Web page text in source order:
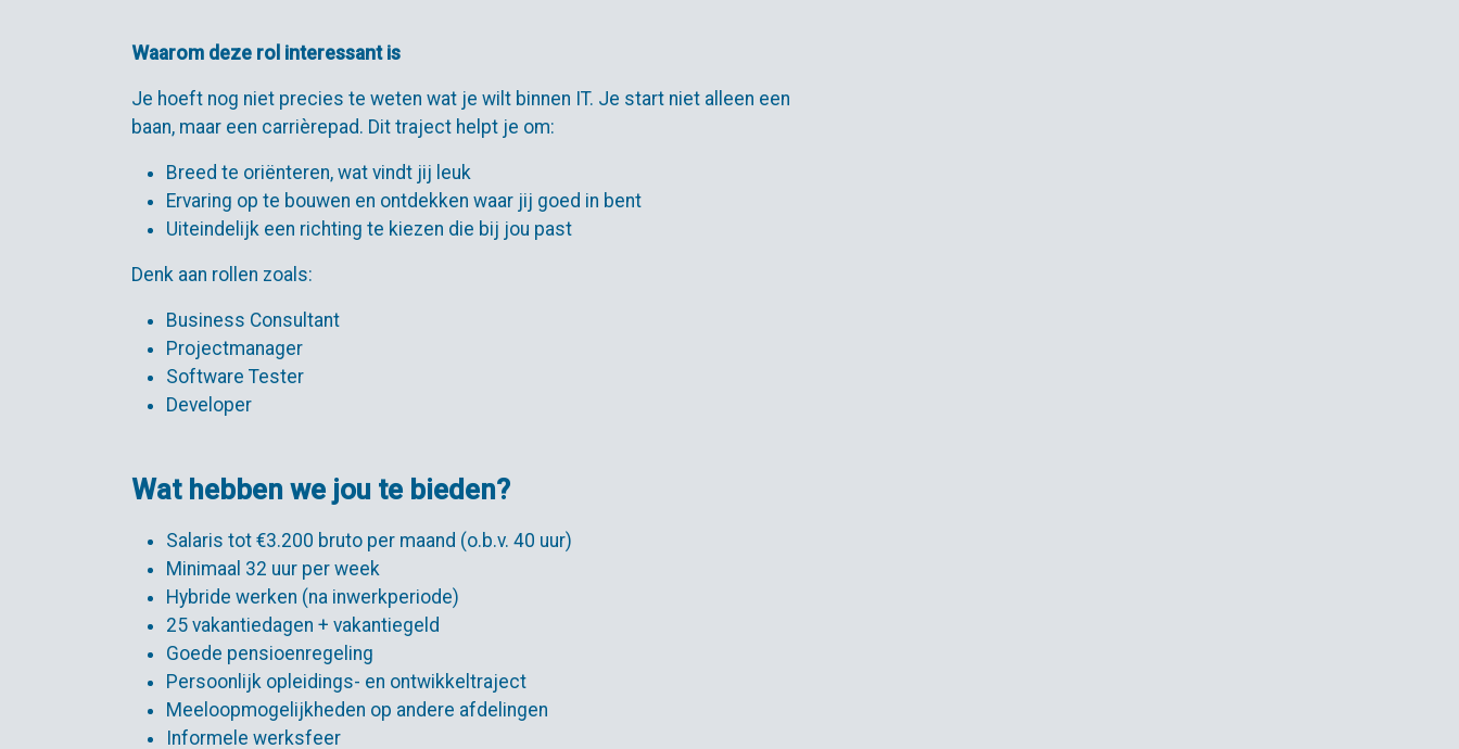
Waarom deze rol interessant is
Je hoeft nog niet precies te weten wat je wilt binnen IT. Je start niet alleen een
baan, maar een carrièrepad. Dit traject helpt je om:
Breed te oriënteren, wat vindt jij leuk
Ervaring op te bouwen en ontdekken waar jij goed in bent
Uiteindelijk een richting te kiezen die bij jou past
Denk aan rollen zoals:
Business Consultant
Projectmanager
Software Tester
Developer
Wat hebben we jou te bieden?
Salaris tot €3.200 bruto per maand (o.b.v. 40 uur)
Minimaal 32 uur per week
Hybride werken (na inwerkperiode)
25 vakantiedagen + vakantiegeld
Goede pensioenregeling
Persoonlijk opleidings- en ontwikkeltraject
Meeloopmogelijkheden op andere afdelingen
Informele werksfeer